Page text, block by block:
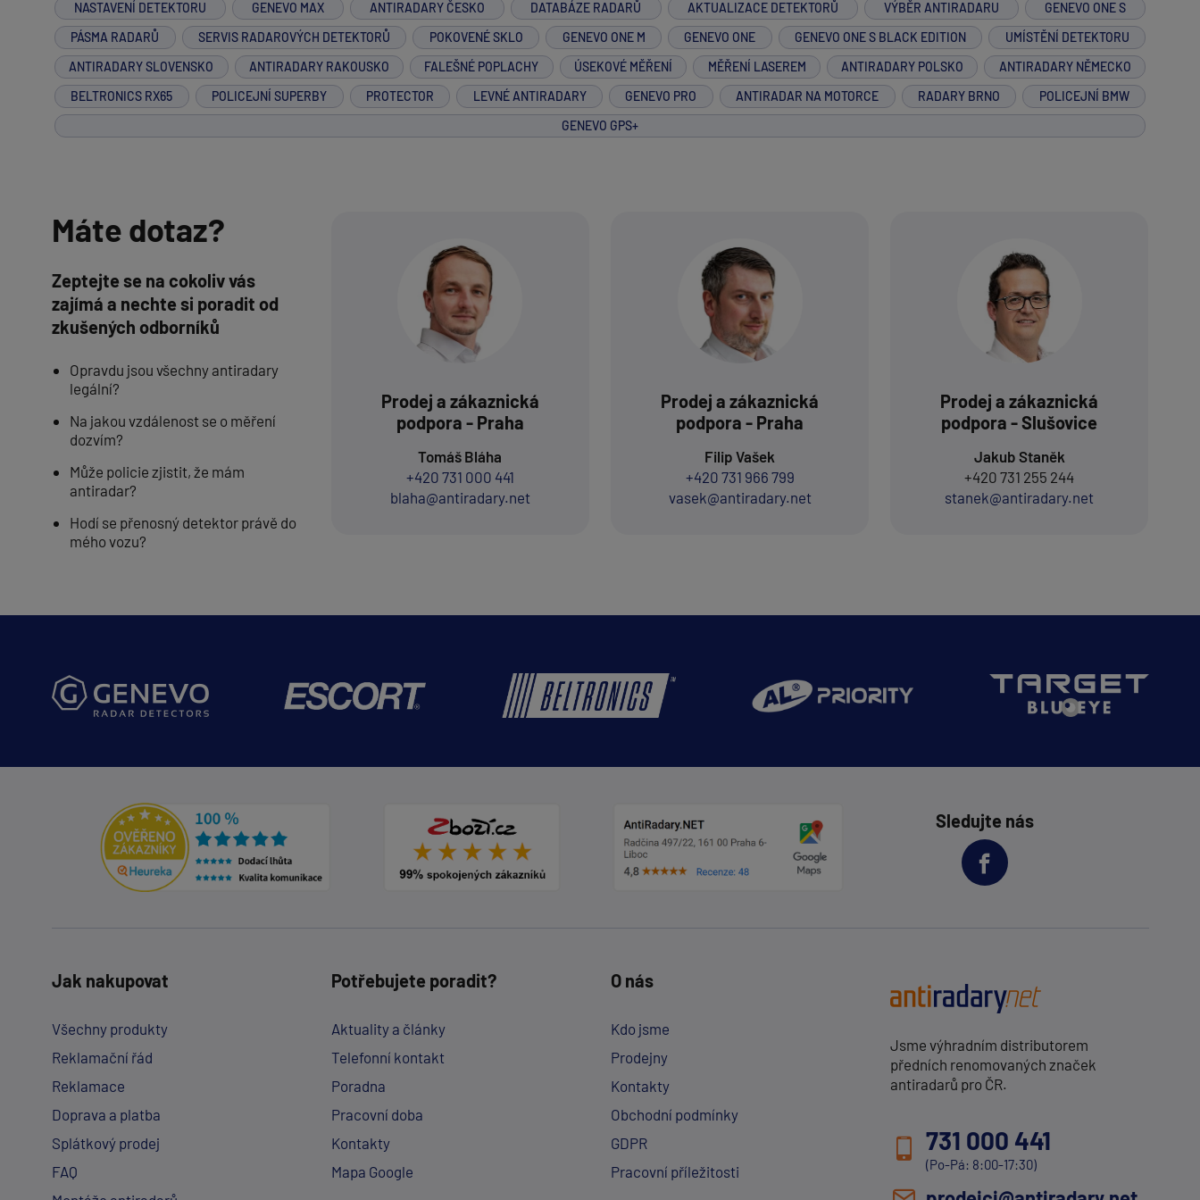
NASTAVENÍ DETEKTORU GENEVO MAX ANTIRADARY ČESKO DATABÁZE RADARŮ AKTUALIZACE DETEKTORŮ VÝBĚR ANTIRADARU
GENEVO ONE S
PÁSMA RADARŮ
SERVIS RADAROVÝCH DETEKTORŮ POKOVENÉ SKLO GENEVO ONE M GENEVO ONE GENEVO ONE S BLACK EDITION
UMÍSTĚNÍ DETEKTORU
ANTIRADARY SLOVENSKO
ANTIRADARY RAKOUSKO FALEŠNÉ POPLACHY ÚSEKOVÉ MĚŘENÍ MĚŘENÍ LASEREM ANTIRADARY POLSKO
ANTIRADARY NĚMECKO
BELTRONICS RX65
POLICEJNÍ SUPERBY PROTECTOR LEVNÉ ANTIRADARY GENEVO PRO ANTIRADAR NA MOTORCE RADARY BRNO
POLICEJNÍ BMW
GENEVO GPS+
Máte dotaz?
Zeptejte se na cokoliv vás
zajímá a nechte si poradit od
zkušených odborníků
Opravdu jsou všechny antiradary
legální?
Na jakou vzdálenost se o měření
dozvím?
Může policie zjistit, že mám
antiradar?
Hodí se přenosný detektor právě do
mého vozu?
Prodej a zákaznická
podpora - Praha
Tomáš Bláha
+420 731 000 441
blaha@antiradary.net
Prodej a zákaznická
podpora - Praha
Filip Vašek
+420 731 966 799
vasek@antiradary.net
Prodej a zákaznická
podpora - Slušovice
Jakub Staněk
+420 731 255 244
stanek@antiradary.net
Sledujte nás
Jak nakupovat
Všechny produkty
Reklamační řád
Reklamace
Doprava a platba
Splátkový prodej
FAQ
Potřebujete poradit?
Aktuality a články
Telefonní kontakt
Poradna
Pracovní doba
Kontakty
Mapa Google
O nás
Kdo jsme
Prodejny
Kontakty
Obchodní podmínky
GDPR
Pracovní příležitosti
Jsme výhradním distributorem
předních renomovaných značek
antiradarů pro ČR.
731 000 441
(Po-Pá: 8:00-17:30)